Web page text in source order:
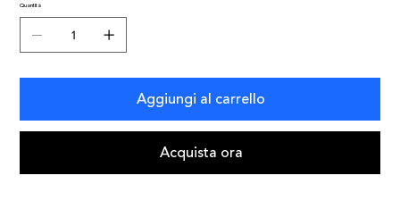
Quantità
Aggiungi al carrello
Acquista ora